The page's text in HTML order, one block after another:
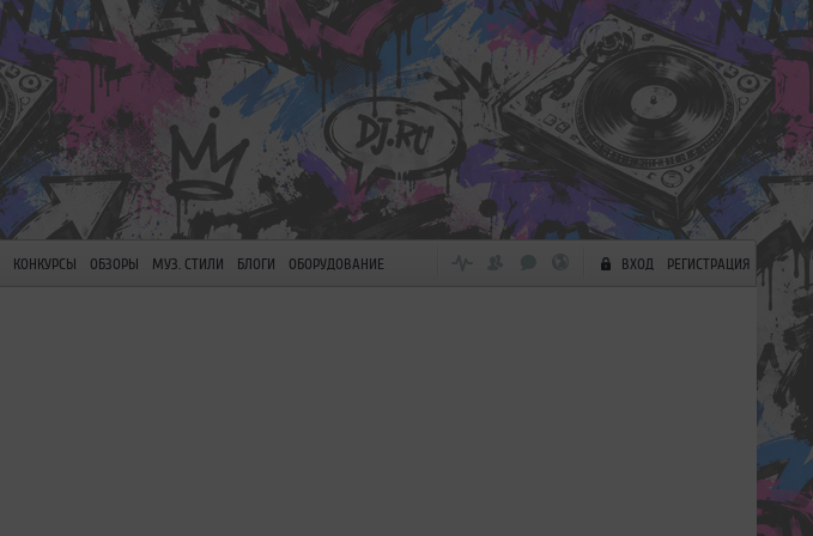
КОНКУРСЫ ОБЗОРЫ МУЗ. СТИЛИ БЛОГИ ОБОРУДОВАНИЕ ВХОД РЕГИСТРАЦИЯ